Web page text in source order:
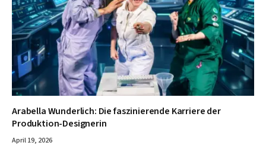
Arabella Wunderlich: Die faszinierende Karriere der
Produktion-Designerin
April 19, 2026